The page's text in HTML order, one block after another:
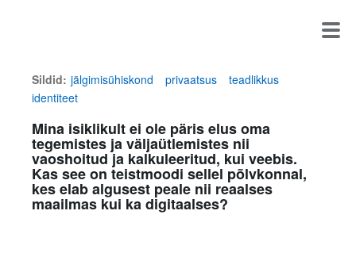
Sildid: jälgimisühiskond privaatsus
teadlikkus
identiteet
Mina isiklikult ei ole päris elus oma
tegemistes ja väljaütlemistes nii
vaoshoitud ja kalkuleeritud, kui veebis.
Kas see on teistmoodi sellel põlvkonnal,
kes elab algusest peale nii reaalses
maailmas kui ka digitaalses?